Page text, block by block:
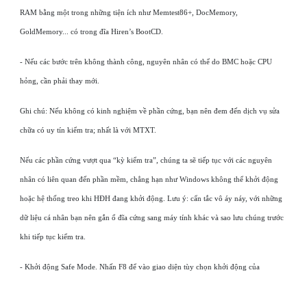
RAM bằng một trong những tiện ích như Memtest86+, DocMemory,
GoldMemory... có trong đĩa Hiren’s BootCD.
- Nếu các bước trên không thành công, nguyên nhân có thể do BMC hoặc CPU
hỏng, cần phải thay mới.
Ghi chú: Nếu không có kinh nghiệm về phần cứng, bạn nên đem đến dịch vụ sửa
chữa có uy tín kiểm tra; nhất là với MTXT.
Nếu các phần cứng vượt qua “kỳ kiểm tra”, chúng ta sẽ tiếp tục với các nguyên
nhân có liên quan đến phần mềm, chẳng hạn như Windows không thể khởi động
hoặc hệ thống treo khi HĐH đang khởi động. Lưu ý: cẩn tắc vô áy náy, với những
dữ liệu cá nhân bạn nên gắn ổ đĩa cứng sang máy tính khác và sao lưu chúng trước
khi tiếp tục kiểm tra.
- Khởi động Safe Mode. Nhấn F8 để vào giao diện tùy chọn khởi động của